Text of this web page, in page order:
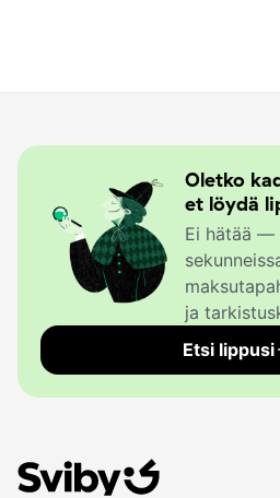
Oletko
et löydä
Ei hätää —
ja
Etsi lippusi